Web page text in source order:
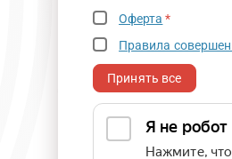
Оферта *
Правила
Принять все